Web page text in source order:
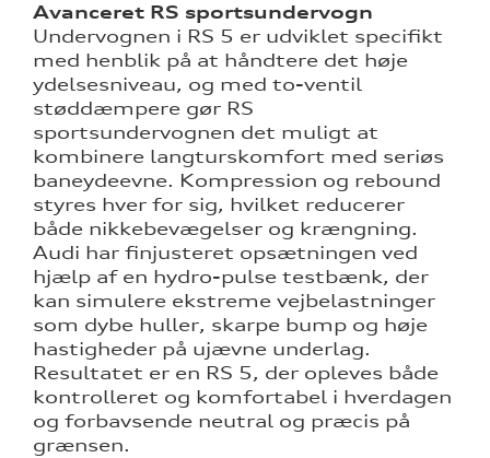
Avanceret RS sportsundervogn
Undervognen i RS 5 er udviklet specifikt
med henblik på at håndtere det høje
ydelsesniveau, og med to-ventil
støddæmpere gør RS
sportsundervognen det muligt at
kombinere langturskomfort med seriøs
baneydeevne. Kompression og rebound
styres hver for sig, hvilket reducerer
både nikkebevægelser og krængning.
Audi har finjusteret opsætningen ved
hjælp af en hydro-pulse testbænk, der
kan simulere ekstreme vejbelastninger
som dybe huller, skarpe bump og høje
hastigheder på ujævne underlag.
Resultatet er en RS 5, der opleves både
kontrolleret og komfortabel i hverdagen
og forbavsende neutral og præcis på
grænsen.